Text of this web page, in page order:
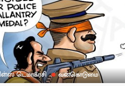
டெமாக்ரசி வன்கொடுமை